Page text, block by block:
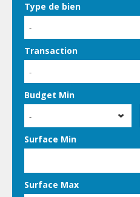
Type de bien
-
Transaction
-
Budget Min
-
Surface Min
Surface Max